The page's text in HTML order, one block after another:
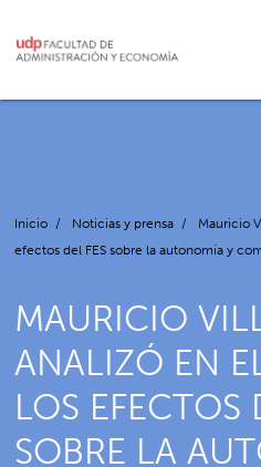
Inicio / Noticias y prensa /
Mauricio
efectos del FES sobre la autonomía y
MAURICIO
ANALIZÓ EN
LOS EFECTOS
SOBRE LA